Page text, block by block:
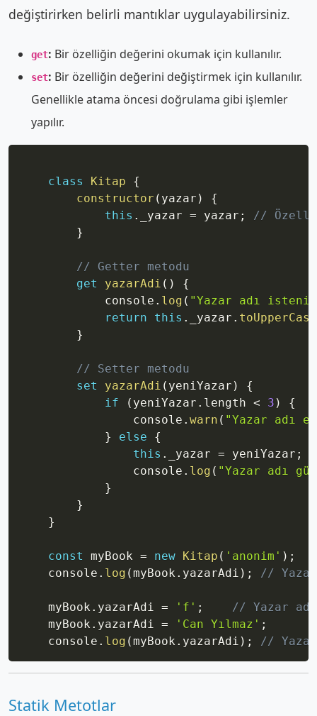
değiştirirken belirli mantıklar uygulayabilirsiniz.
get: Bir özelliğin değerini okumak için kullanılır.
set: Bir özelliğin değerini değiştirmek için kullanılır.
Genellikle atama öncesi doğrulama gibi işlemler
yapılır.
class Kitap
{
constructor ( yazar )
{
this . _yazar = yazar ;
//
}
// Getter metodu
get
yazarAdi ( )
{
            console
. log ( "Yazar adı
return
this . _yazar . toUpperCase
}
// Setter metodu
set
yazarAdi ( yeniYazar )
{
if
( yeniYazar . length < 3 )
{
                console
. warn ( "Yazar adı
}
else
{
this . _yazar = yeniYazar ;
                console
. log ( "Yazar adı
}
}
}
const myBook = new Kitap ( 'anonim' ) ;
    console
. log (myBook . yazarAdi ) ; //
    myBook
. yazarAdi = 'f' ;
// Yazar
    myBook
. yazarAdi = 'Can Yılmaz' ;
    console
. log (myBook . yazarAdi ) ; //
Statik Metotlar